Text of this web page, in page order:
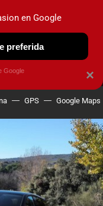
NUEVO
OBSERVATORIO
GPS Google Maps
×
en Google
preferida
Google